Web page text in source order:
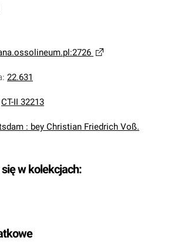
: 22.631
CT-II 32213
: bey Christian Friedrich Voß.
w kolekcjach: